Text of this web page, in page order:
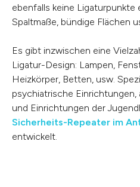
ebenfalls keine Ligaturpunkte
Spaltmaße, bündige Flächen
Es gibt inzwischen eine
Ligatur-Design: Lampen,
Heizkörper, Betten, usw.
psychiatrische Einrichtungen,
und Einrichtungen der
Sicherheits-Repeater im
entwickelt.